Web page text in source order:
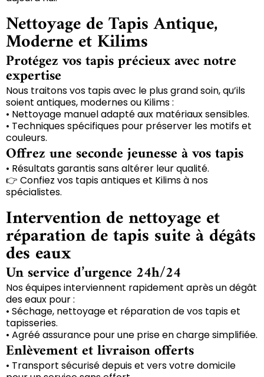
Nettoyage de Tapis Antique,
Moderne et Kilims
Protégez vos tapis précieux avec notre
expertise
Nous traitons vos tapis avec le plus grand soin, qu’ils
soient antiques, modernes ou Kilims :
• Nettoyage manuel adapté aux matériaux sensibles.
• Techniques spécifiques pour préserver les motifs et
couleurs.
Offrez une seconde jeunesse à vos tapis
• Résultats garantis sans altérer leur qualité.
👉 Confiez vos tapis antiques et Kilims à nos
spécialistes.
Intervention de nettoyage et
réparation de tapis suite à dégâts
des eaux
Un service d’urgence 24h/24
Nos équipes interviennent rapidement après un dégât
des eaux pour :
• Séchage, nettoyage et réparation de vos tapis et
tapisseries.
• Agréé assurance pour une prise en charge simplifiée.
Enlèvement et livraison offerts
• Transport sécurisé depuis et vers votre domicile